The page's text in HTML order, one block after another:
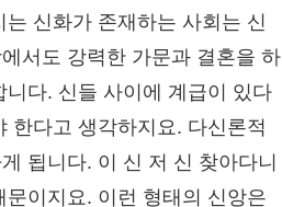
신화가 존재하는 사회는 신
서도 강력한 가문과 결혼을 하
다. 신들 사이에 계급이 있다
한다고 생각하지요. 다신론적
됩니다. 이 신 저 신 찾아다니
이지요. 이런 형태의 신앙은